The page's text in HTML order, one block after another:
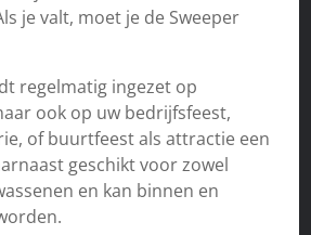
je valt, moet je de Sweeper
regelmatig ingezet op
ook op uw bedrijfsfeest,
of buurtfeest als attractie een
geschikt voor zowel
en kan binnen en